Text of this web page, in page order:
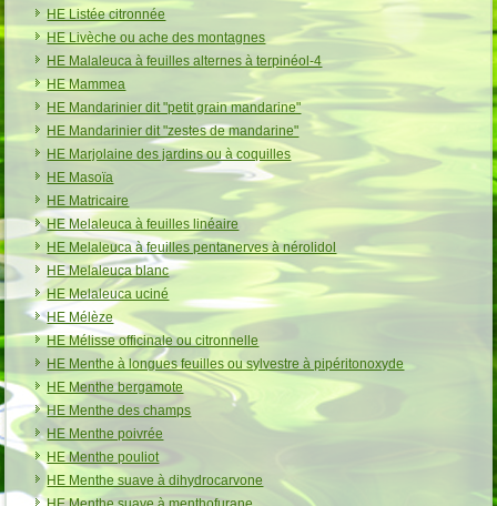
HE Listée citronnée
HE Livèche ou ache des montagnes
HE Malaleuca à feuilles alternes à terpinéol-4
HE Mammea
HE Mandarinier dit "petit grain mandarine"
HE Mandarinier dit "zestes de mandarine"
HE Marjolaine des jardins ou à coquilles
HE Masoïa
HE Matricaire
HE Melaleuca à feuilles linéaire
HE Melaleuca à feuilles pentanerves à nérolidol
HE Melaleuca blanc
HE Melaleuca uciné
HE Mélèze
HE Mélisse officinale ou citronnelle
HE Menthe à longues feuilles ou sylvestre à pipéritonoxyde
HE Menthe bergamote
HE Menthe des champs
HE Menthe poivrée
HE Menthe pouliot
HE Menthe suave à dihydrocarvone